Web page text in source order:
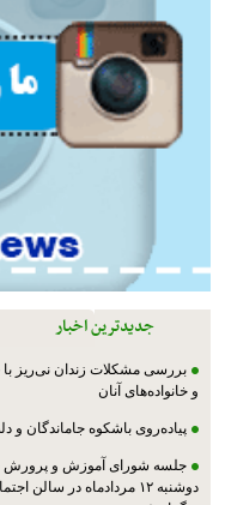
جدیدترین اخبار
بررسی مشکلات زندان نی‌ریز با
و خانواده‌های آنان
پیاده‌روی باشکوه جاماندگان و
جلسه شورای آموزش و پرورش
دوشنبه ۱۲ مردادماه در